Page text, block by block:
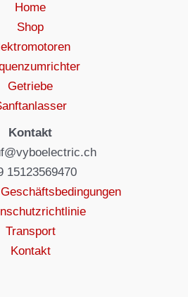
Home
Shop
Getriebe
Kontakt
15123569470
Transport
Kontakt